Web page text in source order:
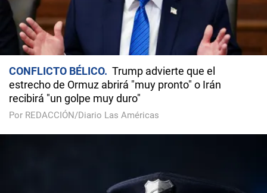
CONFLICTO BÉLICO
Trump advierte que el
estrecho de Ormuz abrirá "muy pronto" o Irán
recibirá "un golpe muy duro"
Por REDACCIÓN/Diario Las Américas